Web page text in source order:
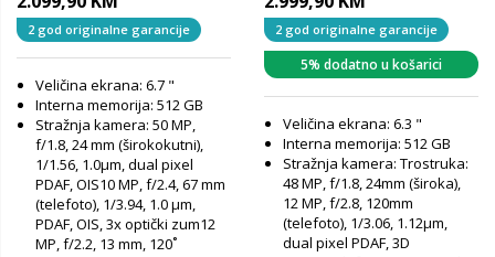
2 god originalne garancije
Veličina ekrana: 6.7 "
Interna memorija: 512 GB
Stražnja kamera: 50 MP,
f/1.8, 24 mm (širokokutni),
1/1.56, 1.0µm, dual pixel
PDAF, OIS10 MP, f/2.4, 67 mm
(telefoto), 1/3.94, 1.0 µm,
PDAF, OIS, 3x optički zum12
MP, f/2.2, 13 mm, 120˚
2 god originalne garancije
5% dodatno u košarici
Veličina ekrana: 6.3 "
Interna memorija: 512 GB
Stražnja kamera: Trostruka:
48 MP, f/1.8, 24mm (široka),
12 MP, f/2.8, 120mm
(telefoto), 1/3.06, 1.12µm,
dual pixel PDAF, 3D